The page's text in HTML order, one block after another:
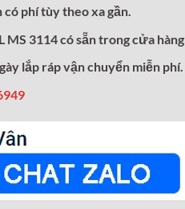
có phí tùy theo xa gần.
MS 3114 có sẵn trong cửa hàng
lắp ráp vận chuyển miễn phí.